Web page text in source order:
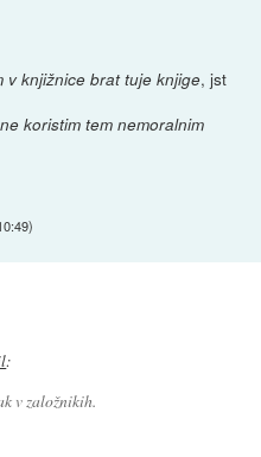
v knjižnice brat tuje knjige, jst
koristim tem nemoralnim
)
:
v založnikih.